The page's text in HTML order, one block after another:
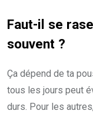
Faut-il se
souvent ?
Ça dépend de ta
tous les jours peut
durs. Pour les